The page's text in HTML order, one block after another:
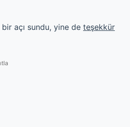
açı sundu, yine de teşekkür